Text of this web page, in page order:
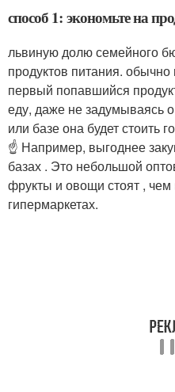
способ 1: экономьте на
львиную долю семейного
продуктов питания.
первый попавшийся
еду, даже не задумываясь
или базе она будет стоить
☝️ Например, выгоднее
базах . Это небольшой
фрукты и овощи стоят , чем
гипермаркетах.